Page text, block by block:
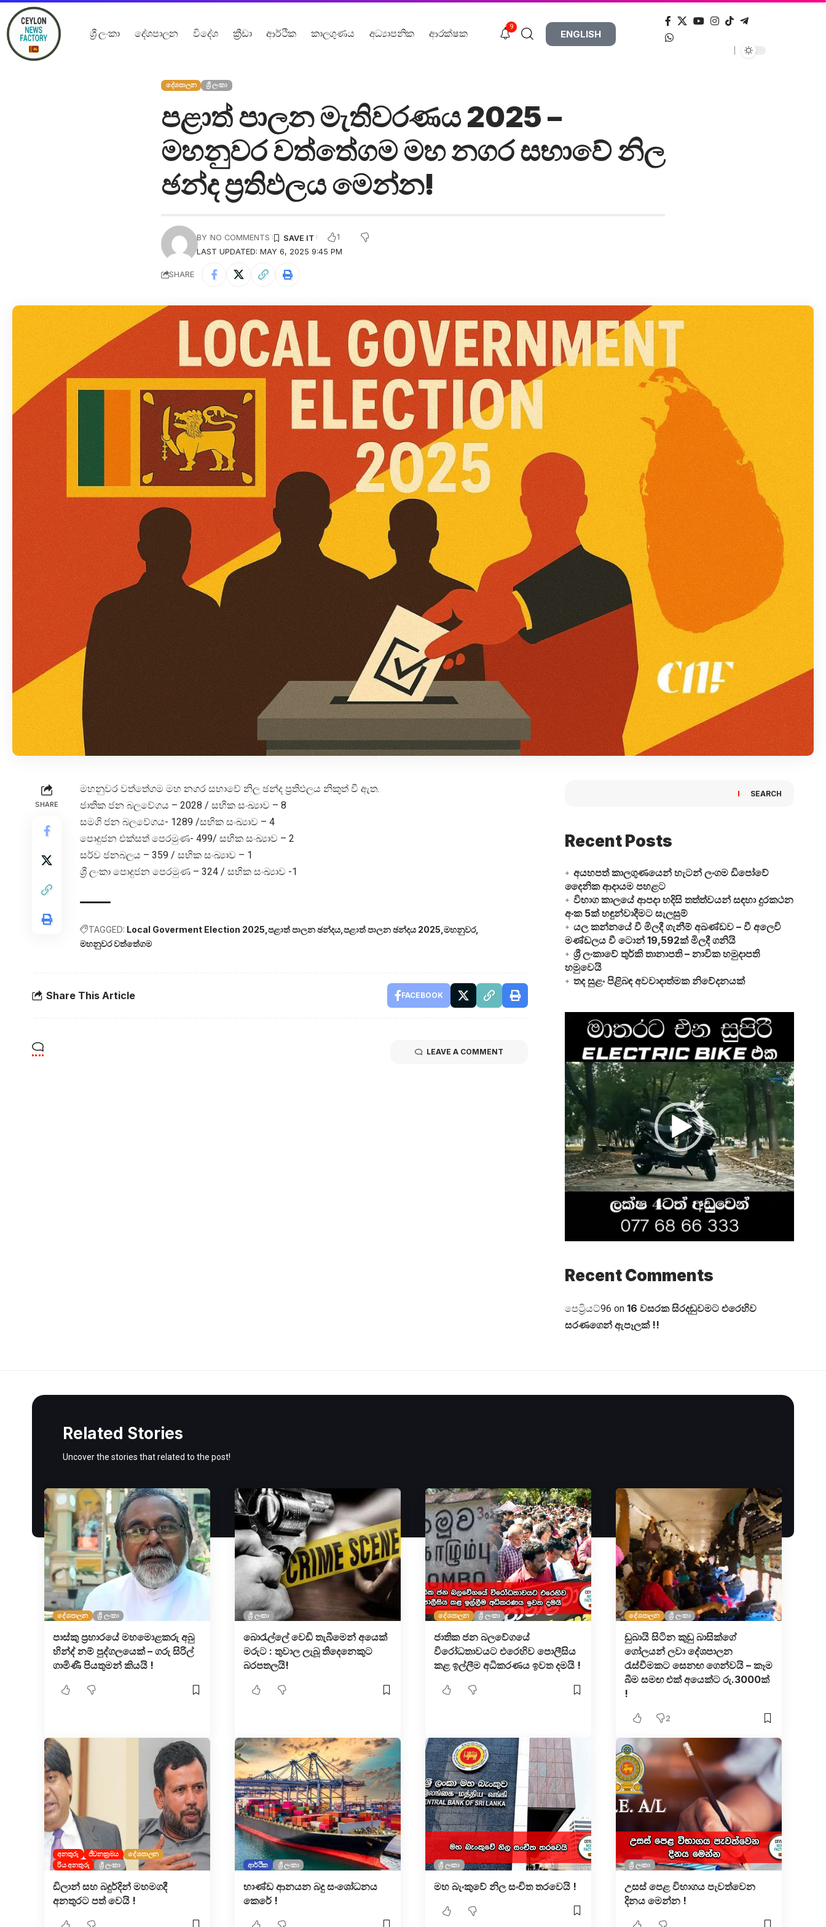
ශ්‍රී ලංකා දේශපාලන විදේශ ක්‍රීඩා ආර්ථික කාලගුණය අධ්‍යාපනික ආරක්ෂක
9
ENGLISH
දේශපාලන ශ්‍රී ලංකා
පළාත් පාලන මැතිවරණය 2025 –
මහනුවර වත්තේගම මහ නගර සභාවේ නිල
ඡන්ද ප්‍රතිඵලය මෙන්න!
LAST UPDATED: MAY 6, 2025 9:45 PM
BY NO COMMENTS 1
SHARE
SHARE
මහනුවර වත්තේගම මහ නගර සභාවේ නිල ඡන්ද ප්‍රතිඵලය නිකුත් වී ඇත.
ජාතික ජන බලවේගය – 2028 / සභික සංඛ්‍යාව – 8
සමගි ජන බලවේගය- 1289 /සභික සංඛ්‍යාව – 4
පොදුජන එක්සත් පෙරමුණ- 499/ සභික සංඛ්‍යාව – 2
සර්ව ජනබලය – 359 / සභික සංඛ්‍යාව – 1
ශ්‍රී ලංකා පොදුජන පෙරමුණ – 324 / සභික සංඛ්‍යාව -1
TAGGED: Local Goverment Election 2025 පළාත් පාලන ඡන්දය පළාත් පාලන ඡන්දය 2025 මහනුවර
මහනුවර වත්තේගම
Share This Article FACEBOOK
LEAVE A COMMENT
SEARCH
Recent Posts
අයහපත් කාලගුණයෙන් හැටන් ලංගම ඩිපෝවේ
දෛනික ආදායම පහළට
විභාග කාලයේ ආපදා හදිසි තත්ත්වයන් සඳහා දුරකථන
අංක 5ක් හඳුන්වාදීමට සැලසුම්
යල කන්නයේ වී මිලදී ගැනීම් අඛණ්ඩව – වී අලෙවි
මණ්ඩලය වී ටොන් 19,592ක් මිලදී ගනියි
ශ්‍රී ලංකාවේ තුර්කි තානාපති – නාවික හමුදාපති
හමුවෙයි
තද සුළං පිළිබඳ අවවාදාත්මක නිවේදනයක්
Video
Player
Recent Comments
පෙට්‍රියට්96 on 16 වසරක සිරදඬුවමට එරෙහිව
සරණගෙන් ඇපෑලක් !!
Related Stories
Uncover the stories that related to the post!
දේශපාලන ශ්‍රී ලංකා
පාස්කු ප්‍රහාරයේ මහමොළකරු අබු
හින්ද් නම් පුද්ගලයෙක් – ගරු සිරිල්
ගාමිණී පියතුමන් කියයි !
ශ්‍රී ලංකා
බො‍රැල්ලේ වෙඩි තැබීමෙන් අයෙක්
මරුට : තුවාල ලැබූ තිදෙනෙකුට
බරපතලයි!
දේශපාලන ශ්‍රී ලංකා
ජාතික ජන බලවේග‍යේ
විරෝධතාවයට එරෙහිව පොලීසිය
කළ ඉල්ලීම අධිකරණය ඉවත දමයි !
දේශපාලන ශ්‍රී ලංකා
ඩුබායි සිටින කුඩු බාසික්ගේ
ගෝලයන් ලවා දේශපාලන
රැස්වීමකට සෙනඟ ගෙන්වයි – කෑම
බීම සමඟ එක් අයෙක්ට රු.3000ක්
!
2
අනතුරු ජීවනක්‍රමය
දේශපාලන
රිය අනතුරු
ශ්‍රී ලංකා
ඩිලාන් සහ බදුර්දින් මහමගදී
අනතුරට පත් වෙයි !
ආර්ථික ශ්‍රී ලංකා
භාණ්ඩ ආනයන බදු සංශෝධනය
කෙරේ !
ශ්‍රී ලංකා
මහ බැංකුවේ නිල සංචිත තරවෙයි !
ශ්‍රී ලංකා
උසස් පෙළ විභාගය පැවත්වෙන
දිනය මෙන්න !